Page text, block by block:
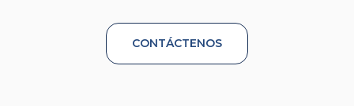
CONTÁCTENOS